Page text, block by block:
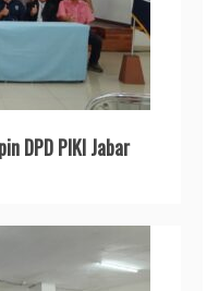
DPD PIKI Jabar